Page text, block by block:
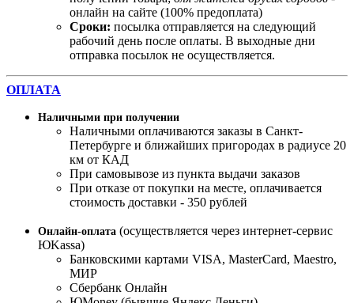
онлайн на сайте (100% предоплата)
Сроки: посылка отправляется на следующий
рабочий день после оплаты. В выходные дни
отправка посылок не осуществляется.
ОПЛАТА
Наличными при получении
Наличными оплачиваются заказы в Санкт-
Петербурге и ближайших пригородах в радиусе 20
км от КАД
При самовывозе из пункта выдачи заказов
При отказе от покупки на месте, оплачивается
стоимость доставки - 350 рублей
Онлайн-оплата (осуществляется через интернет-сервис
ЮKassa)
Банковскими картами VISA, MasterСard, Maestro,
МИР
Сбербанк Онлайн